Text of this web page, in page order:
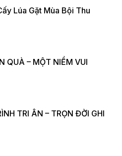
Lúa Gặt Mùa Bội Thu
QUÀ – MỘT NIỀM VUI
TRI ÂN – TRỌN ĐỜI GHI